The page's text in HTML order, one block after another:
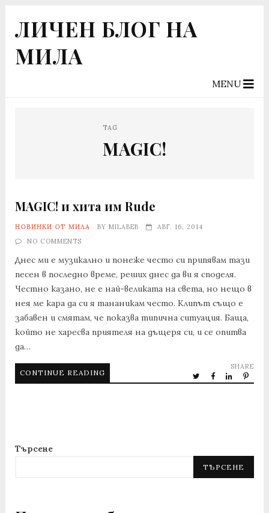
ЛИЧЕН БЛОГ НА
МИЛА
MENU
TAG
MAGIC!
MAGIC! и хита им Rude
НОВИНКИ ОТ МИЛА BY MILABEB
АВГ. 16, 2014
NO COMMENTS
Днес ми е музикално и понеже често си припявам тази
песен в последно време, реших днес да ви я споделя.
Честно казано, не е най-великата на света, но нещо в
нея ме кара да си я тананикам често. Клипът също е
забавен и смятам, че показва типична ситуация. Баща,
който не харесва приятеля на дъщеря си, и се опитва
да…
CONTINUE READING
SHARE
Търсене
ТЪРСЕНЕ